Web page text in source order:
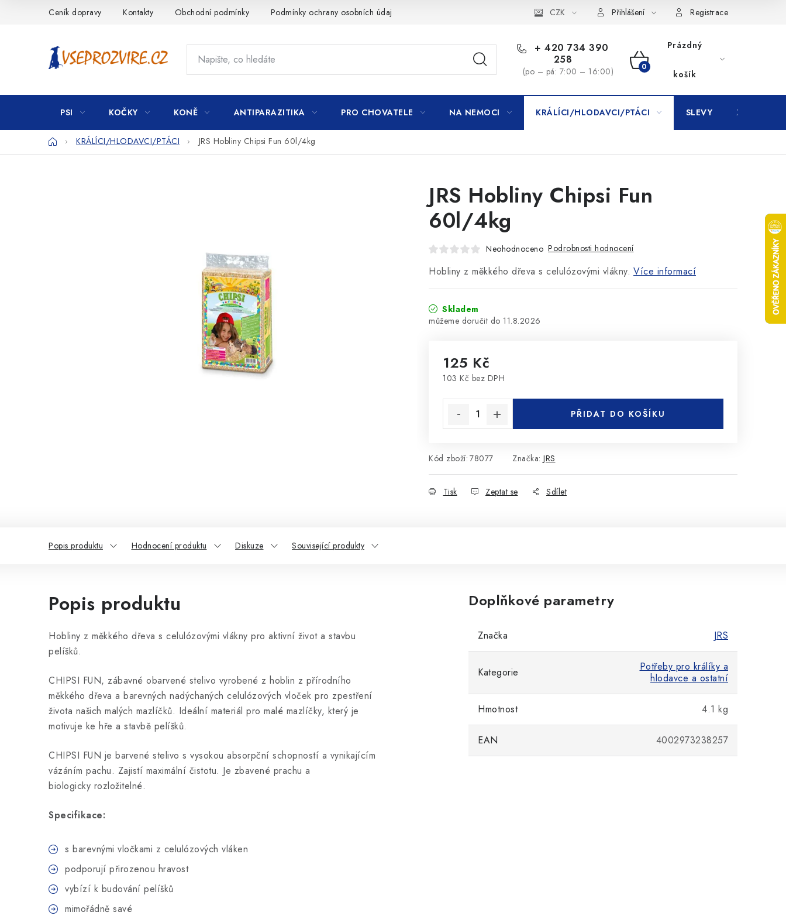
Ceník dopravy Kontakty Obchodní podmínky Podmínky ochrany osobních údajů CZK Přihlášení Registrace
+ 420 734 390
258
(po – pá: 7:00 – 16:00)
NÁKUPNÍ
KOŠÍK
Prázdný
košík
PSI KOČKY KONĚ ANTIPARAZITIKA PRO CHOVATELE NA NEMOCI KRÁLÍCI/HLODAVCI/PTÁCI SLEVY ZNAČKY
DomůKRÁLÍCI/HLODAVCI/PTÁCI JRS Hobliny Chipsi Fun 60l/4kg
JRS Hobliny Chipsi Fun
60l/4kg
Neohodnoceno Podrobnosti hodnocení
Hobliny z měkkého dřeva s celulózovými vlákny. Více informací
Skladem
11.8.2026
125 Kč
103 Kč bez DPH
PŘIDAT DO KOŠÍKU
Kód zboží: 78077 Značka: JRS
Tisk Zeptat se Sdílet
Popis produktu Hodnocení produktu Diskuze Související produkty
Popis produktu
Hobliny z měkkého dřeva s celulózovými vlákny pro aktivní život a stavbu
pelíšků.
CHIPSI FUN, zábavné obarvené stelivo vyrobené z hoblin z přírodního
měkkého dřeva a barevných nadýchaných celulózových vloček pro zpestření
života našich malých mazlíčků. Ideální materiál pro malé mazlíčky, který je
motivuje ke hře a stavbě pelíšků.
CHIPSI FUN je barvené stelivo s vysokou absorpční schopností a vynikajícím
vázáním pachu. Zajistí maximální čistotu. Je zbavené prachu a
biologicky rozložitelné.
Specifikace:
s barevnými vločkami z celulózových vláken
podporují přirozenou hravost
vybízí k budování pelíšků
mimořádně savé
Doplňkové parametry
Značka JRS
Kategorie
Potřeby pro králíky a
hlodavce a ostatní
Hmotnost 4.1 kg
EAN 4002973238257